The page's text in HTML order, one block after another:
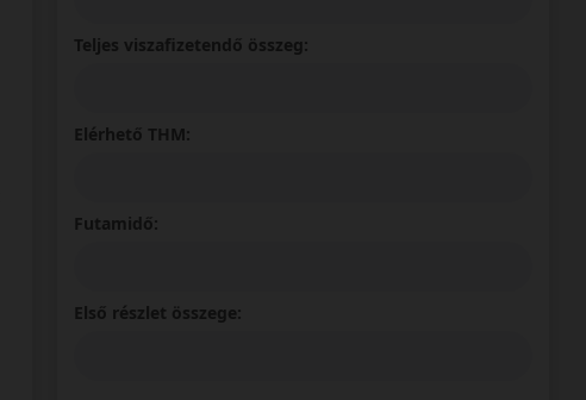
Teljes viszafizetendő összeg:
Elérhető THM:
Futamidő:
Első részlet összege: